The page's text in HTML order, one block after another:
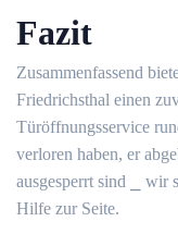
Fazit
Zusammenfassend
Friedrichsthal einen
Türöffnungsservice
verloren haben, er
ausgesperrt sind ⎯ wir
Hilfe zur Seite.​